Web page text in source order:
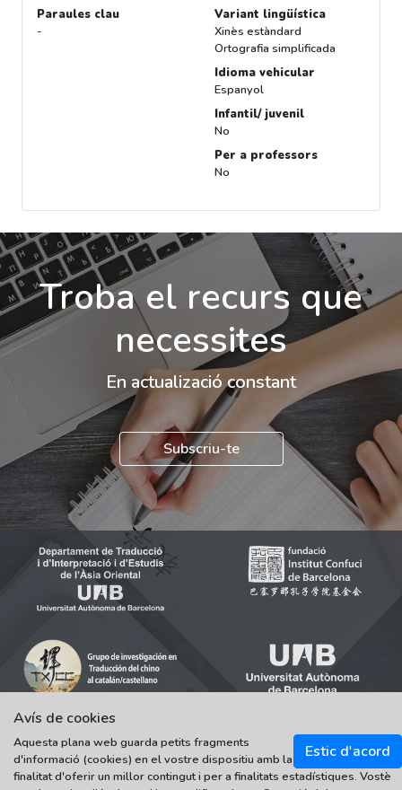
Paraules clau
-
Variant lingüística
Xinès estàndard
Ortografia simplificada
Idioma vehicular
Espanyol
Infantil/ juvenil
No
Per a professors
No
Troba el recurs que
necessites
En actualizació constant
Subscriu-te
© 2021-2022 Universitat Autònoma de Barcelona
Tots els drets reservats
Avís de cookies
Estic d'acord
Aquesta plana web guarda petits fragments
d'informació (cookies) en el vostre dispositiu amb la
finalitat d'oferir un millor contingut i per a finalitats estadístiques. Vostè